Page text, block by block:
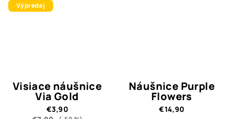
Výpredaj
Visiace náušnice
Via Gold
€3,90
Náušnice Purple
Flowers
€14,90